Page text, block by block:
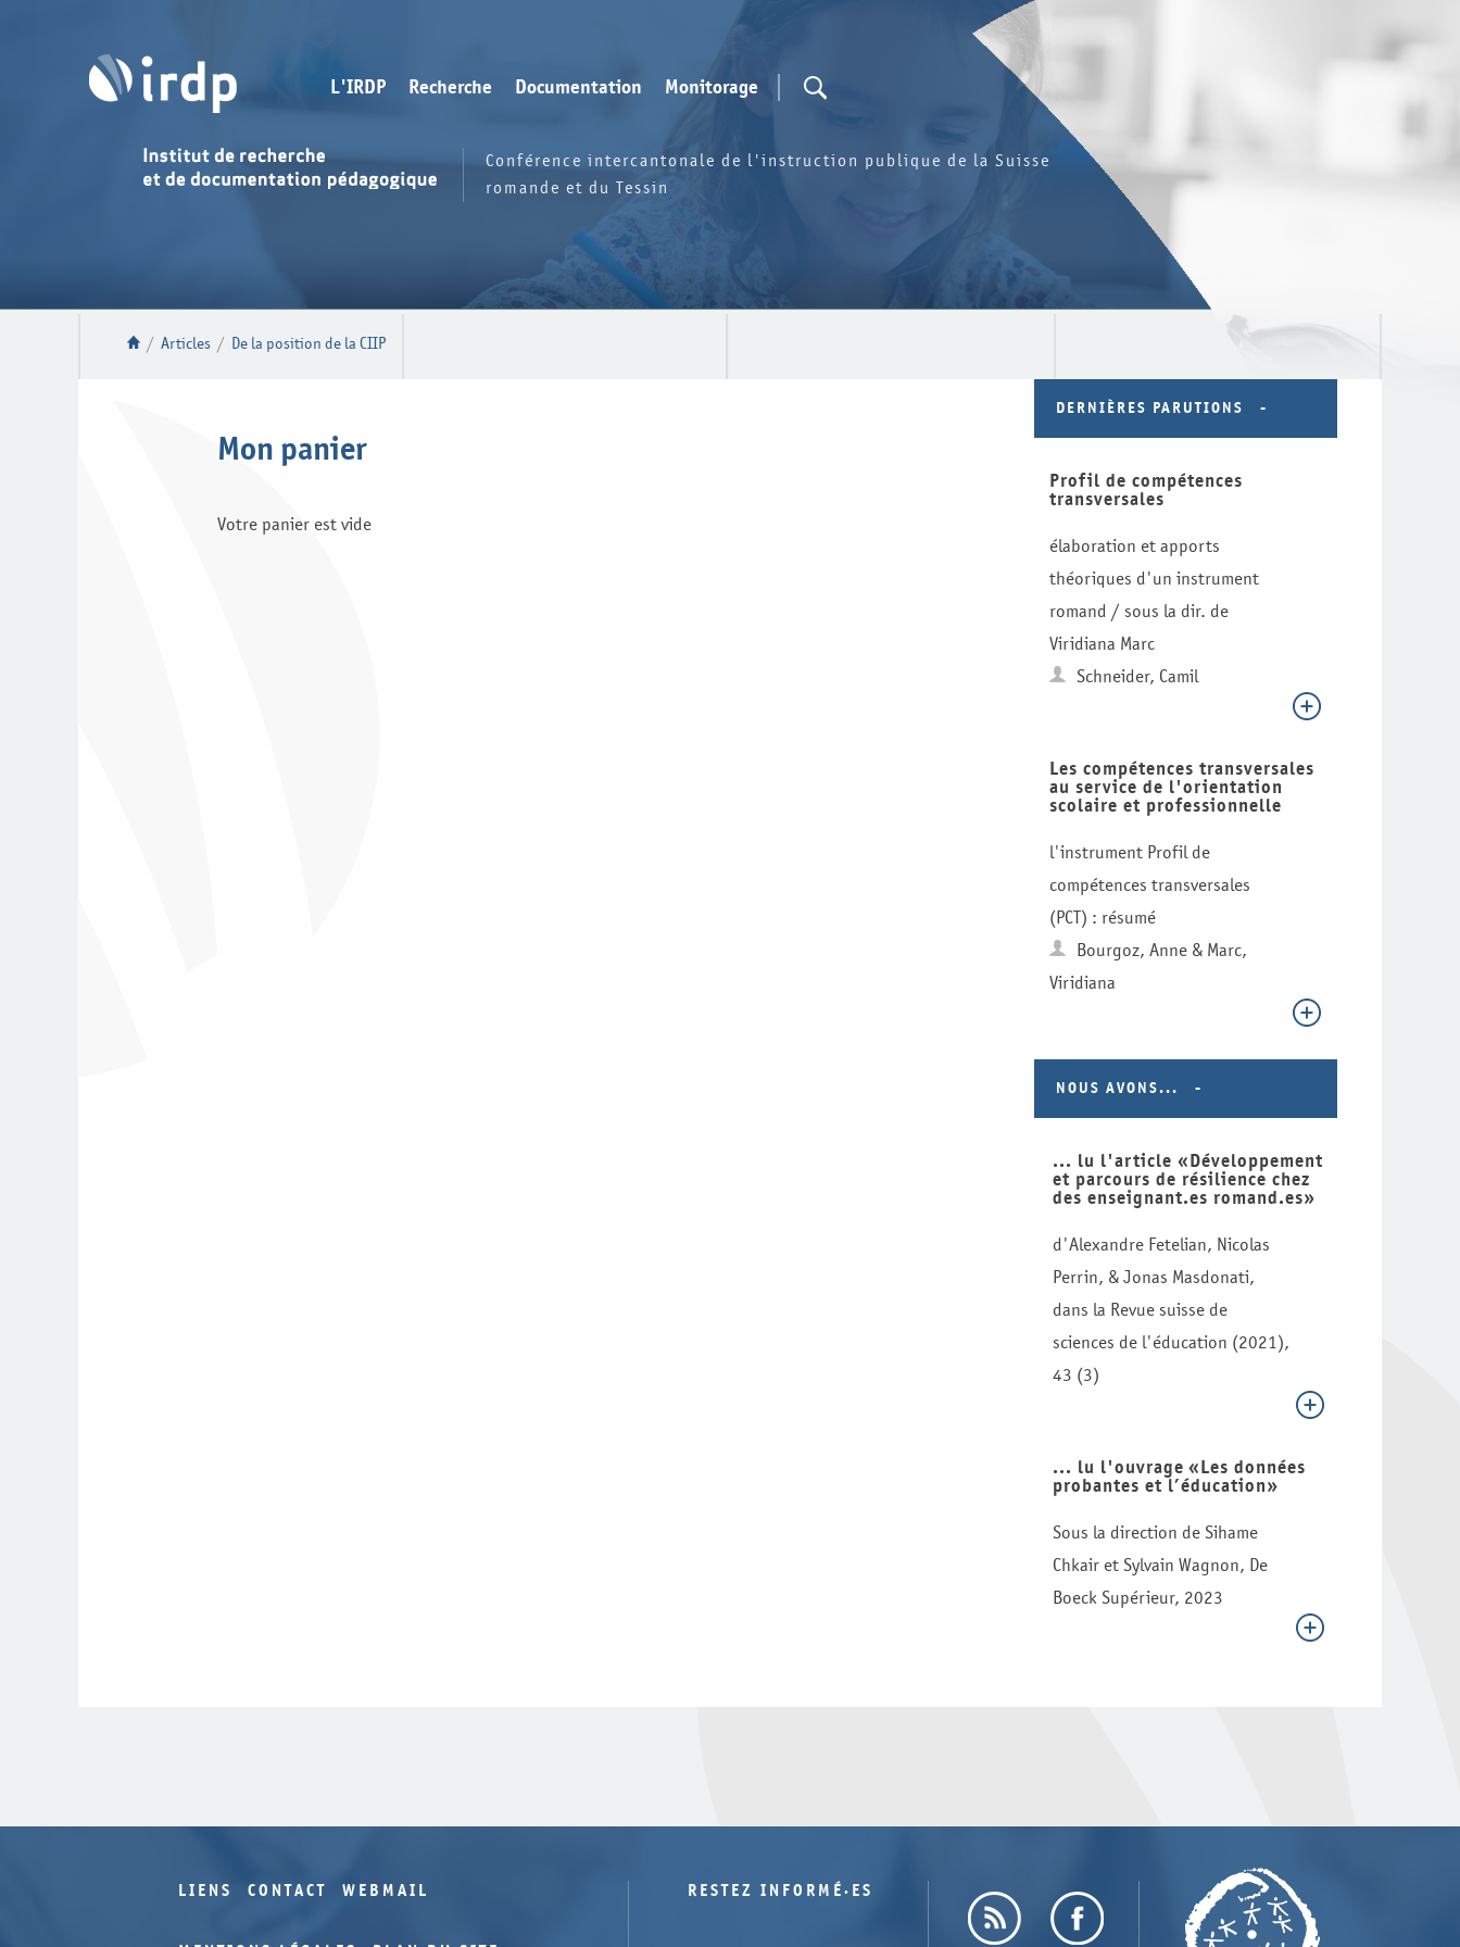
L'IRDP Recherche Documentation Monitorage
Conférence intercantonale de l'instruction publique de la Suisse
romande et du Tessin
/ Articles / De la position de la CIIP
Mon panier
Votre panier est vide
DERNIÈRES PARUTIONS
Profil de compétences
transversales
élaboration et apports
théoriques d'un instrument
romand / sous la dir. de
Viridiana Marc
Schneider, Camil
Les compétences transversales
au service de l'orientation
scolaire et professionnelle
l'instrument Profil de
compétences transversales
(PCT) : résumé
Bourgoz, Anne & Marc,
Viridiana
NOUS AVONS...
... lu l'article «Développement
et parcours de résilience chez
des enseignant.es romand.es»
d'Alexandre Fetelian, Nicolas
Perrin, & Jonas Masdonati,
dans la Revue suisse de
sciences de l'éducation (2021),
43 (3)
... lu l'ouvrage «Les données
probantes et l’éducation»
Sous la direction de Sihame
Chkair et Sylvain Wagnon, De
Boeck Supérieur, 2023
LIENS CONTACT WEBMAIL RESTEZ INFORMÉ·ES